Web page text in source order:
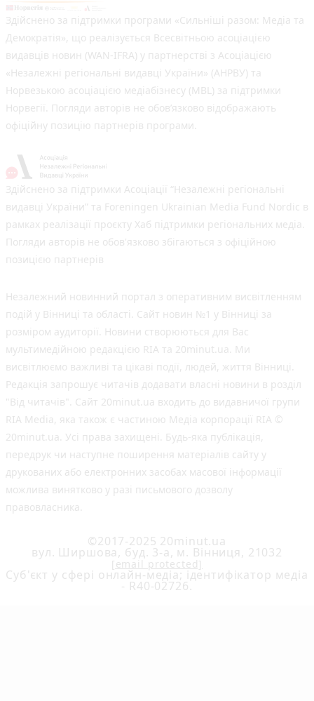
Здійснено за підтримки програми «Сильніші разом: Медіа та
Демократія», що реалізується Всесвітньою асоціацією
видавців новин (WAN-IFRA) у партнерстві з Асоціацією
«Незалежні регіональні видавці України» (АНРВУ) та
Норвезькою асоціацією медіабізнесу (MBL) за підтримки
Норвегії. Погляди авторів не обов’язково відображають
офіційну позицію партнерів програми.
Здійснено за підтримки Асоціації “Незалежні регіональні
видавці України” та Foreningen Ukrainian Media Fund Nordic в
рамках реалізації проєкту Хаб підтримки регіональних медіа.
Погляди авторів не обов'язково збігаються з офіційною
позицією партнерів
Незалежний новинний портал з оперативним висвітленням
подій у Вінниці та області. Сайт новин №1 у Вінниці за
розміром аудиторії. Новини створюються для Вас
мультимедійною редакцією RIA та 20minut.ua. Ми
висвітлюємо важливі та цікаві події, людей, життя Вінниці.
Редакція запрошує читачів додавати власні новини в розділ
"Від читачів". Сайт 20minut.ua входить до видавничої групи
RIA Media, яка також є частиною Медіа корпорації RIA ©
20minut.ua. Усі права захищені. Будь-яка публiкацiя,
передрук чи наступне поширення матеріалів сайту у
друкованих або електронних засобах масової інформації
можлива винятково у разі письмового дозволу
правовласника.
©2017-2025 20minut.ua
вул. Ширшова, буд. 3-а, м. Вінниця, 21032
[email protected]
Cуб'єкт у сфері онлайн-медіа; ідентифікатор медіа
- R40-02726.